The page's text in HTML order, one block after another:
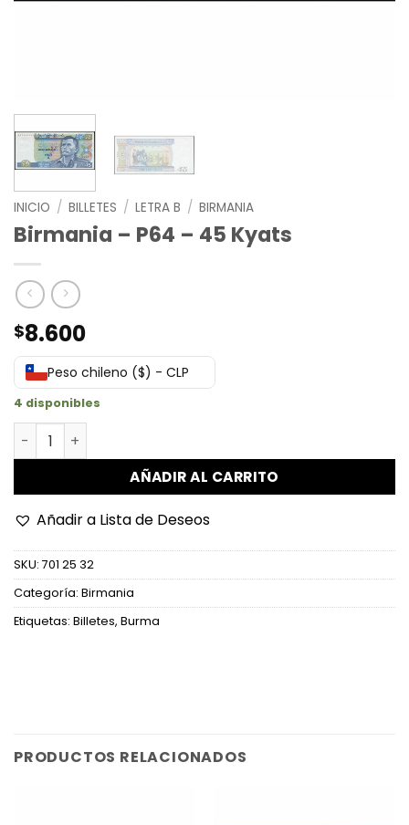
INICIO / BILLETES / LETRA B / BIRMANIA
Birmania – P64 – 45 Kyats
$8.600
Peso chileno ($) - CLP
4 disponibles
Birmania - P64 - 45 Kyats cantidad
AÑADIR AL CARRITO
Añadir a Lista de Deseos
SKU: 701 25 32
Categoría: Birmania
Etiquetas: Billetes, Burma
PRODUCTOS RELACIONADOS